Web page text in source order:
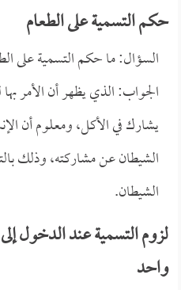
حكم التسمية على الطعام
السؤال: ما حكم التسمية على
الجواب: الذي يظهر أن الأمر
يشارك في الأكل، ومعلوم أن
الشيطان عن مشاركته، وذلك
الشيطان.
لزوم التسمية عند الدخول
واحد